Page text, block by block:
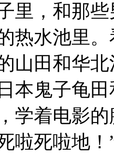
里，和那
热水池里
山田和华
本鬼子龟
学着电影
啦死啦地